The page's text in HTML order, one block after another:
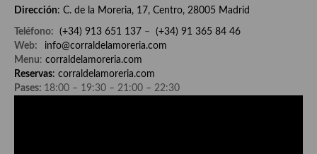
Cocina colombiana
Cocina Cajún y Creole
Cocina Venezolana
Dirección: C. de la Moreria, 17, Centro, 28005 Madrid
Teléfono: (+34) 913 651 137 – (+34) 91 365 84 46
Web:
info@corraldelamoreria.com
Menu: corraldelamoreria.com
Reservas: corraldelamoreria.com
Pases: 18:00 – 19:30 – 21:00 – 22:30